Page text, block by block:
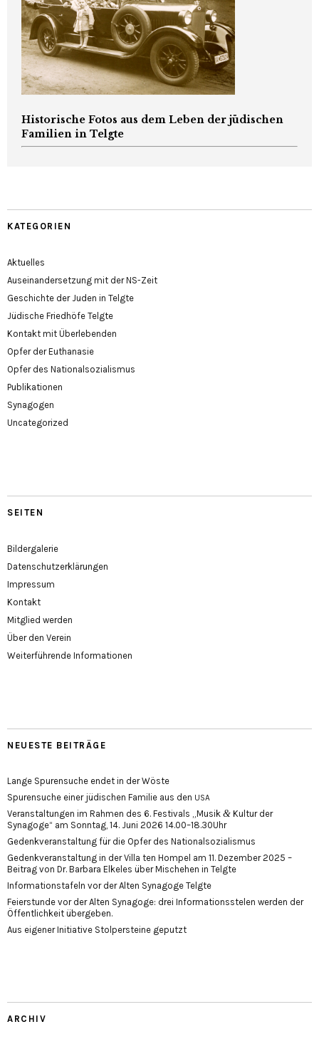
Historische Fotos aus dem Leben der jüdischen
Familien in Telgte
KATEGORIEN
Aktuelles
Auseinandersetzung mit der NS-Zeit
Geschichte der Juden in Telgte
Jüdische Friedhöfe Telgte
Kontakt mit Überlebenden
Opfer der Euthanasie
Opfer des Nationalsozialismus
Publikationen
Synagogen
Uncategorized
SEITEN
Bildergalerie
Datenschutzerklärungen
Impressum
Kontakt
Mitglied werden
Über den Verein
Weiterführende Informationen
NEUESTE BEITRÄGE
Lange Spurensuche endet in der Wöste
Spurensuche einer jüdischen Familie aus den USA
Veranstaltungen im Rahmen des 6. Festivals „Musik & Kultur der
Synagoge“ am Sonntag, 14. Juni 2026 14.00–18.30Uhr
Gedenkveranstaltung für die Opfer des Nationalsozialismus
Gedenkveranstaltung in der Villa ten Hompel am 11. Dezember 2025 –
Beitrag von Dr. Barbara Elkeles über Mischehen in Telgte
Informationstafeln vor der Alten Synagoge Telgte
Feierstunde vor der Alten Synagoge: drei Informationsstelen werden der
Öffentlichkeit übergeben.
Aus eigener Initiative Stolpersteine geputzt
ARCHIV